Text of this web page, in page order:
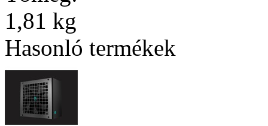
1,81 kg
Hasonló termékek